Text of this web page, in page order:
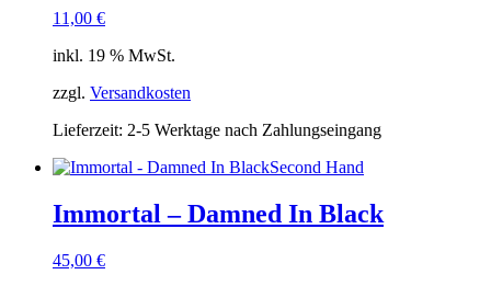
11,00 €
inkl. 19 % MwSt.
zzgl. Versandkosten
Lieferzeit: 2-5 Werktage nach Zahlungseingang
Second Hand
Immortal – Damned In Black
45,00 €